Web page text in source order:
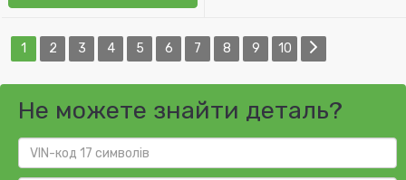
1 2 3 4 5 6 7 8 9 10
Не можете знайти деталь?